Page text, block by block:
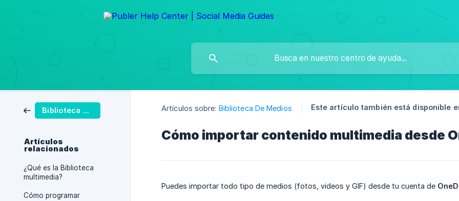
Biblioteca De Medios
Artículos
relacionados
¿Qué es la Biblioteca
multimedia?
Cómo programar
Artículos sobre: Biblioteca De Medios Este artículo también está disponible
Cómo importar contenido multimedia desde
Puedes importar todo tipo de medios (fotos, videos y GIF) desde tu cuenta de